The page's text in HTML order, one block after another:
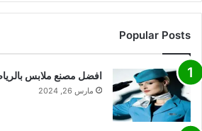
Popular Posts
افضل مصنع ملابس بالرياض
مارس 26, 2024